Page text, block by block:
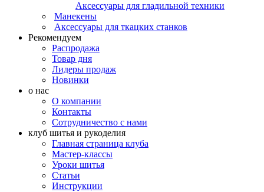
Аксессуары для гладильной техники
Манекены
Аксессуары для ткацких станков
Рекомендуем
Распродажа
Товар дня
Лидеры продаж
Новинки
о нас
О компании
Контакты
Сотрудничество с нами
клуб шитья и рукоделия
Главная страница клуба
Мастер-классы
Уроки шитья
Статьи
Инструкции